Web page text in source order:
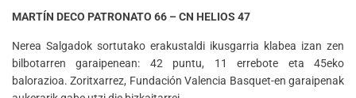
MARTÍN DECO PATRONATO 66 – CN HELIOS 47
Nerea Salgadok sortutako erakustaldi ikusgarria klabea izan zen
bilbotarren garaipenean: 42 puntu, 11 errebote eta 45eko
balorazioa. Zoritxarrez, Fundación Valencia Basquet-en garaipenak